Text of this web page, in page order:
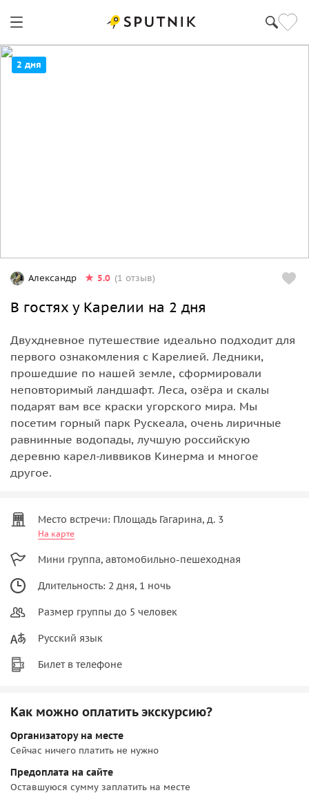
2 дня
Александр 5.0 (1 отзыв)
В гостях у Карелии на 2 дня
Двухдневное путешествие идеально подходит для
первого ознакомления с Карелией. Ледники,
прошедшие по нашей земле, сформировали
неповторимый ландшафт. Леса, озёра и скалы
подарят вам все краски угорского мира. Мы
посетим горный парк Рускеала, очень лиричные
равнинные водопады, лучшую российскую
деревню карел-ливвиков Кинерма и многое
другое.
Место встречи: Площадь Гагарина, д. 3
На карте
Мини группа, автомобильно-пешеходная
Длительность: 2 дня, 1 ночь
Размер группы до 5 человек
Русский язык
Билет в телефоне
Как можно оплатить экскурсию?
Организатору на месте
Сейчас ничего платить не нужно
Предоплата на сайте
Оставшуюся сумму заплатить на месте